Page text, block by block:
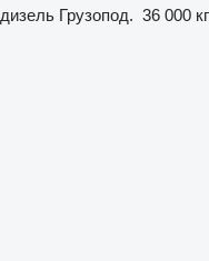
дизель Грузопод. 36 000 кг